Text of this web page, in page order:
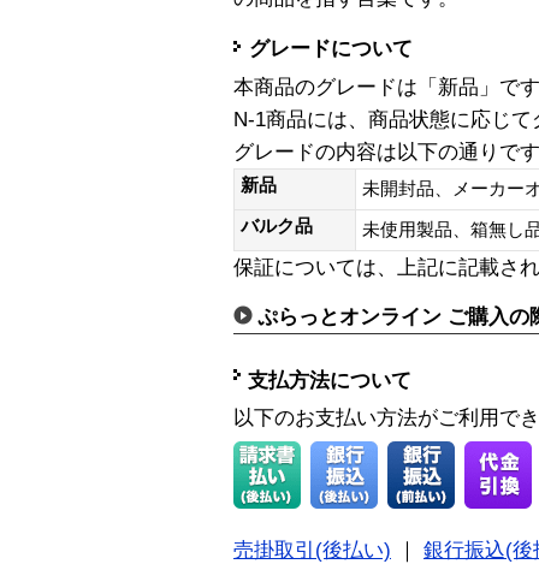
グレードについて
本商品のグレードは「新品」です
N-1商品には、商品状態に応じ
グレードの内容は以下の通りで
新品
未開封品、メーカー
バルク品
未使用製品、箱無
保証については、上記に記載さ
ぷらっとオンライン ご購入の
支払方法について
以下のお支払い方法がご利用で
売掛取引(後払い)
銀行振込(後